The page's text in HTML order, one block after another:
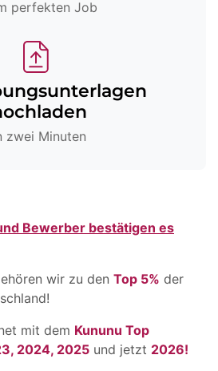
perfekten Job
zwei Minuten
Bewerber bestätigen es
wir zu den Top 5% der
mit dem Kununu Top
2024, 2025 und jetzt 2026!